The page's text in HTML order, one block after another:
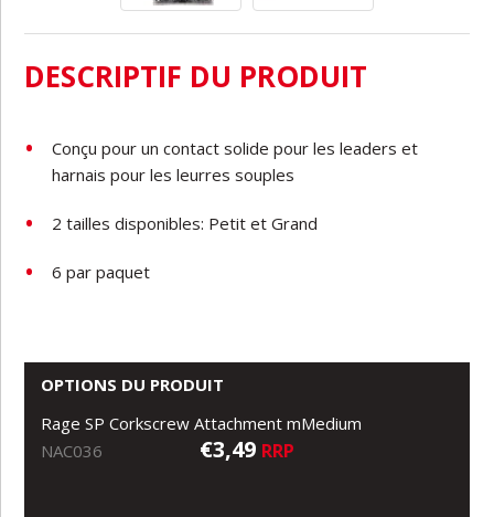
DESCRIPTIF DU PRODUIT
Conçu pourun contact solide pour lesleaders et
harnais pour les leurres souples
2 tailles disponibles: Petit et Grand
6 par paquet
OPTIONS DU PRODUIT
Rage SP Corkscrew Attachment mMedium
NAC036
€3,49 RRP